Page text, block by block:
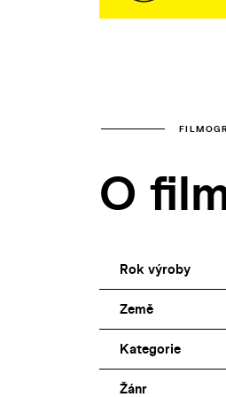
O
Rok výroby
Země
Kategorie
Žánr